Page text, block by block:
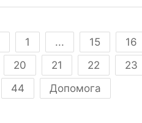
1 ... 15
16
20 21 22
23
44
Допомога